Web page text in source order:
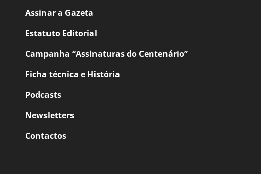
Assinar a Gazeta
Estatuto Editorial
Campanha “Assinaturas do Centenário”
Ficha técnica e História
Podcasts
Newsletters
Contactos